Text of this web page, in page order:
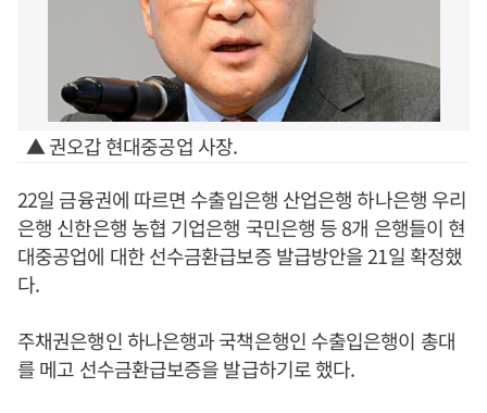
▲ 권오갑 현대중공업 사장.
22일 금융권에 따르면 수출입은행 산업은행 하나은행 우리
은행 신한은행 농협 기업은행 국민은행 등 8개 은행들이 현
대중공업에 대한 선수금환급보증 발급방안을 21일 확정했
다.
주채권은행인 하나은행과 국책은행인 수출입은행이 총대
를 메고 선수금환급보증을 발급하기로 했다.